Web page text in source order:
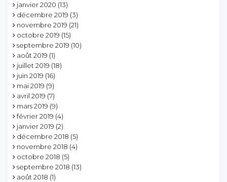
janvier 2020 (13)
décembre 2019 (3)
novembre 2019 (21)
octobre 2019 (15)
septembre 2019 (10)
août 2019 (1)
juillet 2019 (18)
juin 2019 (16)
mai 2019 (9)
avril 2019 (7)
mars 2019 (9)
février 2019 (4)
janvier 2019 (2)
décembre 2018 (5)
novembre 2018 (4)
octobre 2018 (5)
septembre 2018 (13)
août 2018 (1)